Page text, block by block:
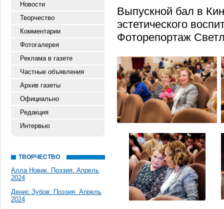
Новости
Творчество
Комментарии
Фотогалерея
Реклама в газете
Частные объявления
Архив газеты
Официально
Редакция
Интервью
ТВОРЧЕСТВО
Алла Новик. Поэзия. Апрель
2024
Денис Зубов. Поэзия. Апрель
2024
Выпускной бал в
эстетического
Фоторепортаж